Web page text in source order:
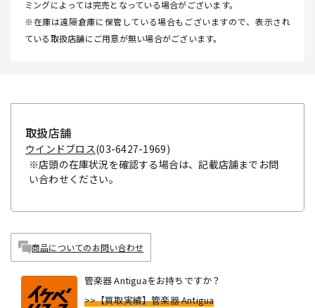
ミングによっては完売となっている場合がございます。
※在庫は遠隔倉庫に保管している場合もございますので、表示され
ている取扱店舗にご用意が無い場合がございます。
取扱店舗
ウインドブロス(03-6427-1969)
※店頭の在庫状況を確認する場合は、記載店舗までお問
い合わせください。
商品についてのお問い合わせ
管楽器 Antiguaをお持ちですか？
>>【買取実績】管楽器 Antigua